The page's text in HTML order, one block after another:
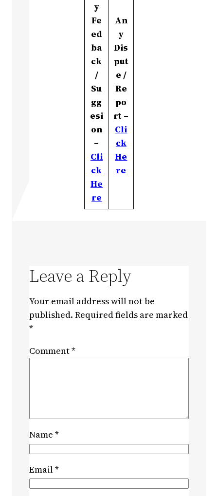
y
Fe
ed
ba
ck
/
Su
gg
esi
on
–
Cli
ck
He
re
An
y
Dis
put
e /
Re
po
rt –
Cli
ck
He
re
Leave a Reply
Your email address will not be
published. Required fields are marked
*
Comment*
Name *
Email*